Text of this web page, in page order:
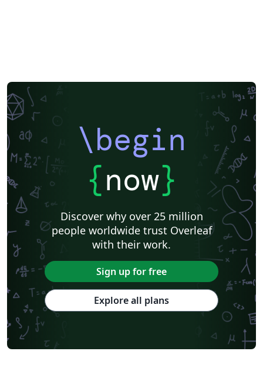
\begin
{now}
Discover why over 25 million
people worldwide trust Overleaf
with their work.
Sign up for free
Explore all plans